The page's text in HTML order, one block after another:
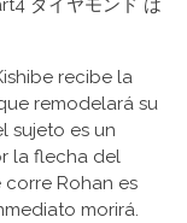
recibe la
remodelará su
sujeto es un
la flecha del
corre Rohan es
morirá.